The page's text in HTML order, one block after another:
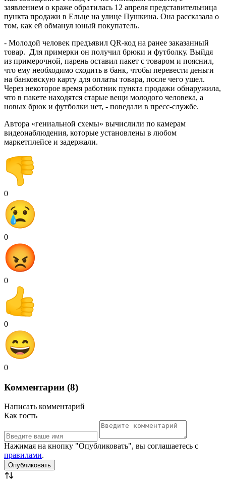
заявлением о краже обратилась 12 апреля представительница
пункта продажи в Ельце на улице Пушкина. Она рассказала о
том, как ей обманул юный покупатель.
- Молодой человек предъявил QR-код на ранее заказанный
товар. Для примерки он получил брюки и футболку. Выйдя
из примерочной, парень оставил пакет с товаром и пояснил,
что ему необходимо сходить в банк, чтобы перевести деньги
на банковскую карту для оплаты товара, после чего ушел.
Через некоторое время работник пункта продажи обнаружила,
что в пакете находятся старые вещи молодого человека, а
новых брюк и футболки нет, - поведали в пресс-службе.
Автора «гениальной схемы» вычислили по камерам
видеонаблюдения, которые установлены в любом
маркетплейсе и задержали.
0
0
0
0
0
Комментарии (8)
Написать комментарий
Как гость
Нажимая на кнопку "Опубликовать", вы соглашаетесь с
правилами.